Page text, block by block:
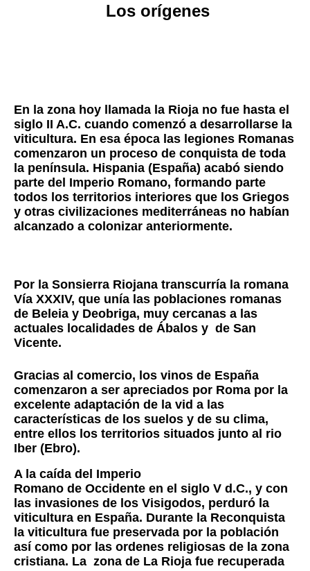
Los orígenes
En la zona hoy llamada la Rioja no fue hasta el
siglo II A.C. cuando comenzó a desarrollarse la
viticultura. En esa época las legiones Romanas
comenzaron un proceso de conquista de toda
la península. Hispania (España) acabó siendo
parte del Imperio Romano, formando parte
todos los territorios interiores que los Griegos
y otras civilizaciones mediterráneas no habían
alcanzado a colonizar anteriormente.
Por la Sonsierra Riojana transcurría la romana
Vía XXXIV, que unía las poblaciones romanas
de Beleia y Deobriga, muy cercanas a las
actuales localidades de Ábalos y de San
Vicente.
Gracias al comercio, los vinos de España
comenzaron a ser apreciados por Roma por la
excelente adaptación de la vid a las
características de los suelos y de su clima,
entre ellos los territorios situados junto al rio
Iber (Ebro).
A la caída del Imperio
Romano de Occidente en el siglo V d.C., y con
las invasiones de los Visigodos, perduró la
viticultura en España. Durante la Reconquista
la viticultura fue preservada por la población
así como por las ordenes religiosas de la zona
cristiana. La zona de La Rioja fue recuperada